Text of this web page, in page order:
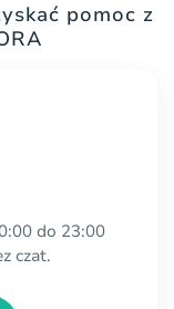
pomoc z
do 23:00
czat.